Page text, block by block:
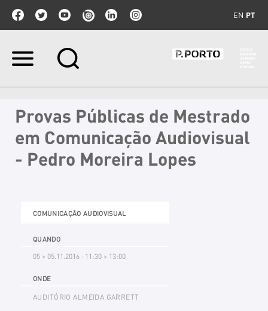
EN PT
Ir
Ir
para
navegação
Provas Públicas de Mestrado
em Comunicação Audiovisual
- Pedro Moreira Lopes
COMUNICAÇÃO AUDIOVISUAL
QUANDO
05 > 05.11.2016 · 11:30 > 13:00
ONDE
AUDITÓRIO ALMEIDA GARRETT